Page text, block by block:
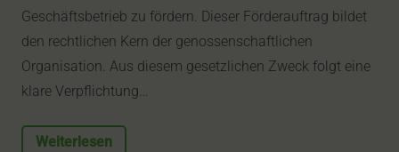
Geschäftsbetrieb zu fördern. Dieser Förderauftrag bildet
den rechtlichen Kern der genossenschaftlichen
Organisation. Aus diesem gesetzlichen Zweck folgt eine
klare Verpflichtung…
Weiterlesen